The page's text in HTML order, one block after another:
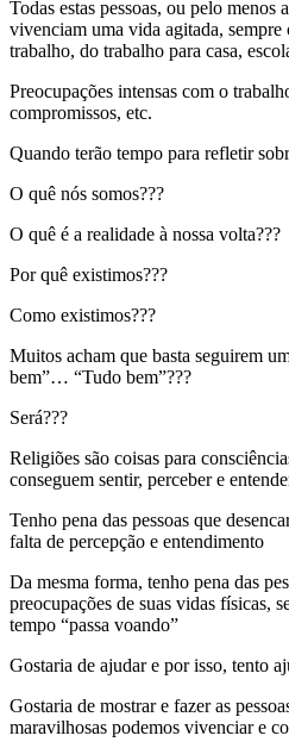
Todas estas pessoas, ou pelo menos
vivenciam uma vida agitada, sempre
trabalho, do trabalho para casa,
Preocupações intensas com o
compromissos, etc.
Quando terão tempo para refletir
O quê nós somos???
O quê é a realidade à nossa volta???
Por quê existimos???
Como existimos???
Muitos acham que basta seguirem
bem”… “Tudo bem”???
Será???
Religiões são coisas para
conseguem sentir, perceber e
Tenho pena das pessoas que
falta de percepção e entendimento
Da mesma forma, tenho pena das
preocupações de suas vidas físicas,
tempo “passa voando”
Gostaria de ajudar e por isso, tento
Gostaria de mostrar e fazer as
maravilhosas podemos vivenciar e